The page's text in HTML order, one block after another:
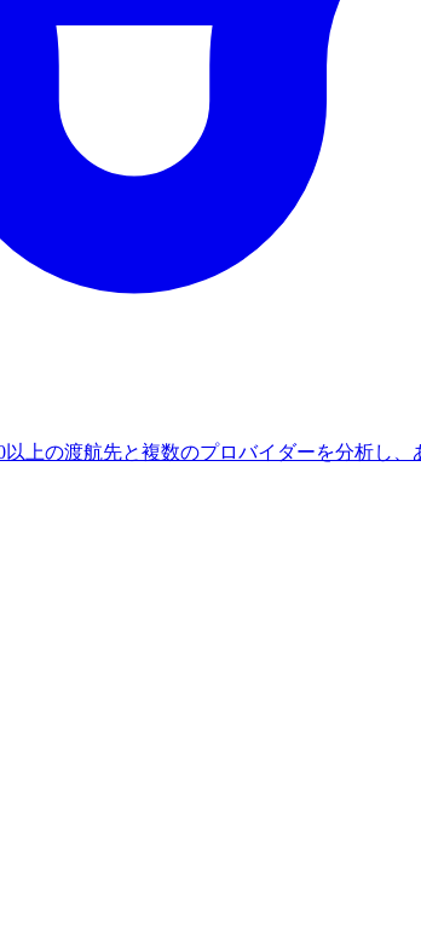
上の渡航先と複数のプロバイダーを分析し、